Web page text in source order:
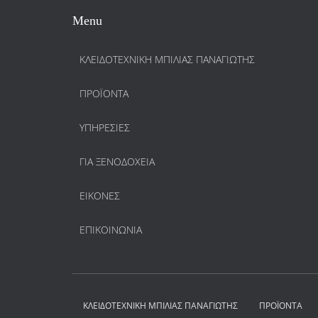
Menu
ΚΛΕΙΔΟΤΕΧΝΙΚΗ ΜΠΙΛΙΑΣ ΠΑΝΑΓΙΩΤΗΣ
ΠΡΟΪΌΝΤΑ
ΥΠΗΡΕΣΊΕΣ
ΓΙΑ ΞΕΝΟΔΟΧΕΊΑ
ΕΙΚΌΝΕΣ
ΕΠΙΚΟΙΝΩΝΊΑ
ΚΛΕΙΔΟΤΕΧΝΙΚΗ ΜΠΙΛΙΑΣ ΠΑΝΑΓΙΩΤΗΣ ΠΡΟΪΌΝΤΑ